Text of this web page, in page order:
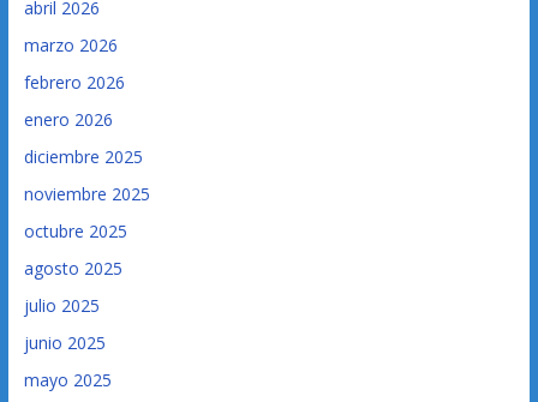
abril 2026
marzo 2026
febrero 2026
enero 2026
diciembre 2025
noviembre 2025
octubre 2025
agosto 2025
julio 2025
junio 2025
mayo 2025